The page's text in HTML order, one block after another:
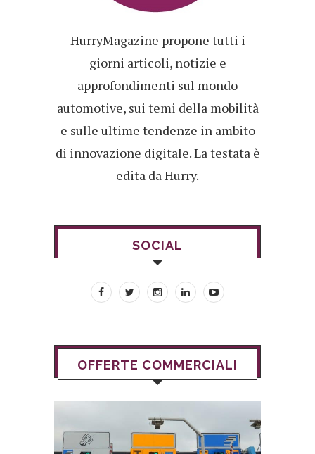
HurryMagazine propone tutti i
giorni articoli, notizie e
approfondimenti sul mondo
automotive, sui temi della mobilità
e sulle ultime tendenze in ambito
di innovazione digitale. La testata è
edita da Hurry.
SOCIAL
OFFERTE COMMERCIALI